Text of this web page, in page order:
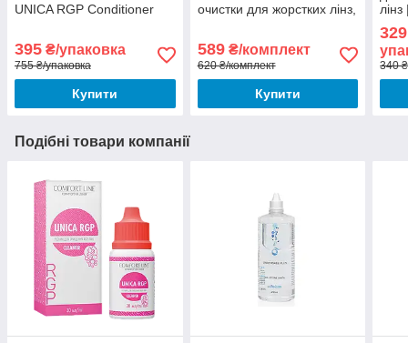
UNICA RGP Conditioner
нічних контактних лінз
395 ₴/упаковка
755 ₴/упаковка
Купити
очистки для жорстких лінз,
589₴/комплект
620 ₴/комплект
Купити
340
Подібні товари компанії